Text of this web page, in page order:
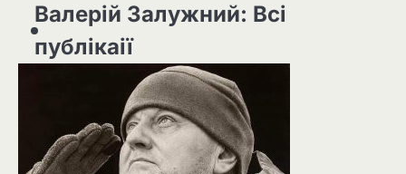
Валерій Залужний: Всі
публікаії